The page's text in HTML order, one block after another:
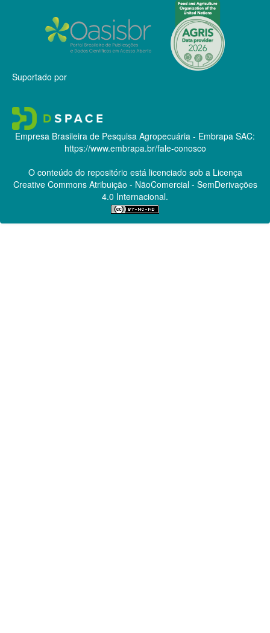
Suportado por
Empresa Brasileira de Pesquisa Agropecuária - Embrapa SAC:
https://www.embrapa.br/fale-conosco
O conteúdo do repositório está licenciado sob a Licença
Creative CommonsAtribuição - NãoComercial - SemDerivações
4.0 Internacional.